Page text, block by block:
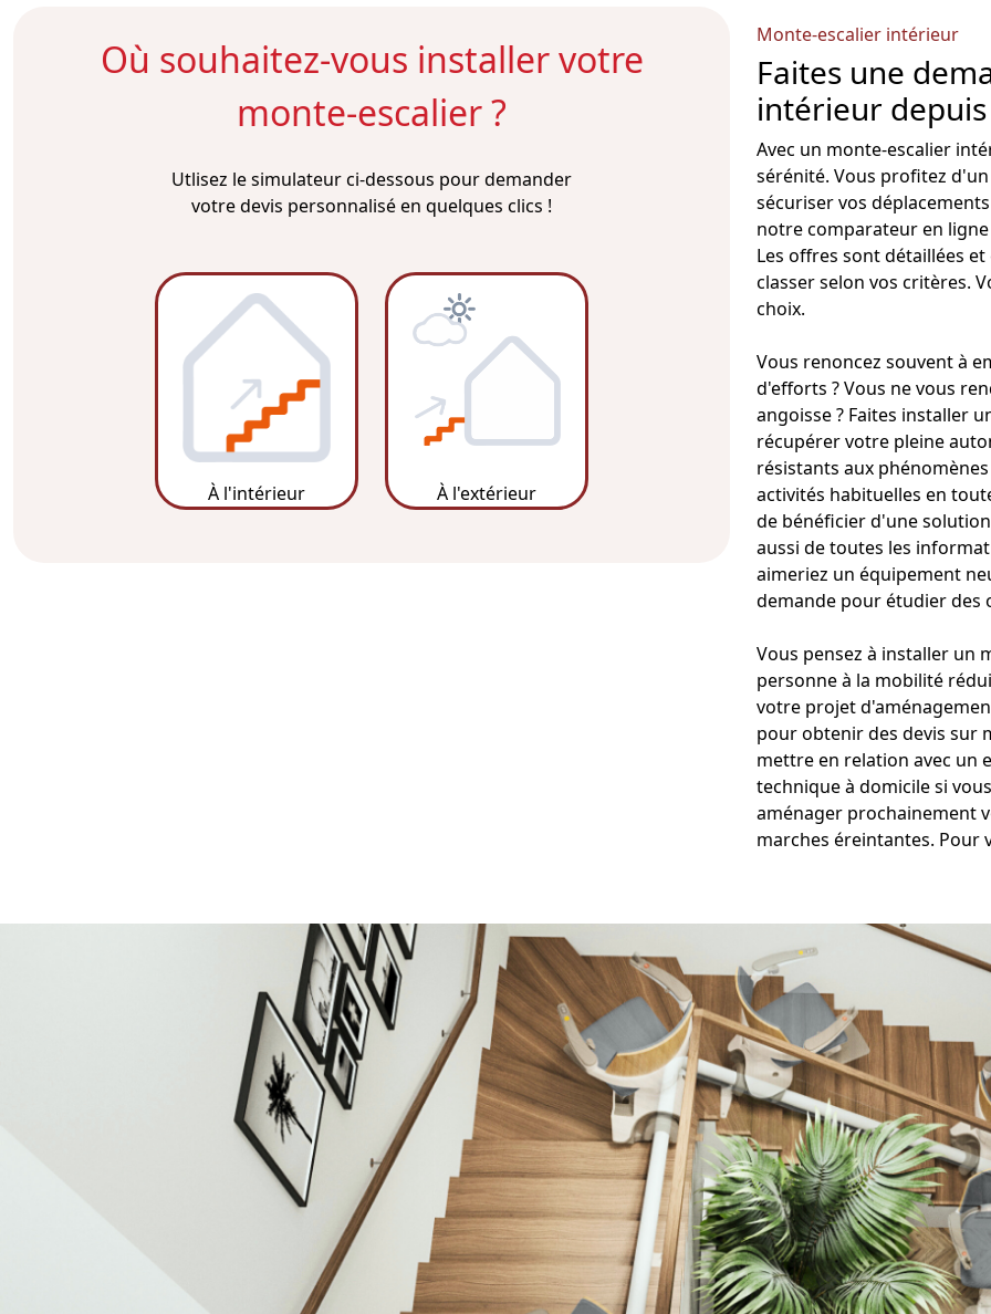
Où souhaitez-vous installer votre
monte-escalier ?
Utlisez le simulateur ci-dessous pour demander
votre devis personnalisé en quelques clics !
À l'intérieur À l'extérieur
Monte-escalier intérieur
Faites une
intérieur
Avec un monte-escalier
sérénité. Vous profitez
sécuriser vos
notre comparateur en
Les offres sont détaillées
classer selon vos critères.
choix.
Vous renoncez souvent à
d'efforts ? Vous ne vous
angoisse ? Faites installer
récupérer votre pleine
résistants aux
activités habituelles en
de bénéficier d'une
aussi de toutes les
aimeriez un équipement
demande pour étudier
Vous pensez à installer un
personne à la mobilité
votre projet
pour obtenir des devis sur
mettre en relation avec un
technique à domicile si
aménager prochainement
marches éreintantes. Pour